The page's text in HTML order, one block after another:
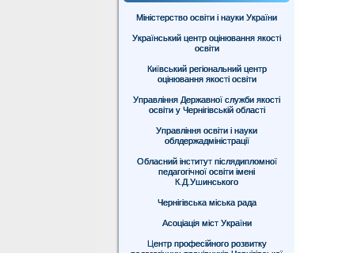
Міністерство освіти і науки України
Український центр оцінювання якості
освіти
Київський регіональний центр
оцінювання якості освіти
Управління Державної служби якості
освіти у Чернігівській області
Управління освіти і науки
облдержадміністрації
Обласний інститут післядипломної
педагогічної освіти імені
К.Д.Ушинського
Чернігівська міська рада
Асоціація міст України
Центр професійного розвитку